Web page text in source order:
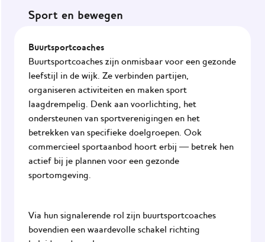
Sport en bewegen
Buurtsportcoaches
Buurtsportcoaches zijn onmisbaar voor een gezonde
leefstijl in de wijk. Ze verbinden partijen,
organiseren activiteiten en maken sport
laagdrempelig. Denk aan voorlichting, het
ondersteunen van sportverenigingen en het
betrekken van specifieke doelgroepen. Ook
commercieel sportaanbod hoort erbij — betrek hen
actief bij je plannen voor een gezonde
sportomgeving.
Via hun signalerende rol zijn buurtsportcoaches
bovendien een waardevolle schakel richting